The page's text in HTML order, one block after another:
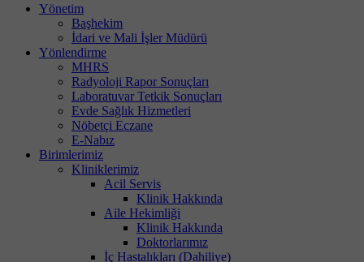
Yönetim
Başhekim
İdari ve Mali İşler Müdürü
Yönlendirme
MHRS
Radyoloji Rapor Sonuçları
Laboratuvar Tetkik Sonuçları
Evde Sağlık Hizmetleri
Nöbetçi Eczane
E-Nabız
Birimlerimiz
Kliniklerimiz
Acil Servis
Klinik Hakkında
Aile Hekimliği
Klinik Hakkında
Doktorlarımız
İç Hastalıkları (Dahiliye)